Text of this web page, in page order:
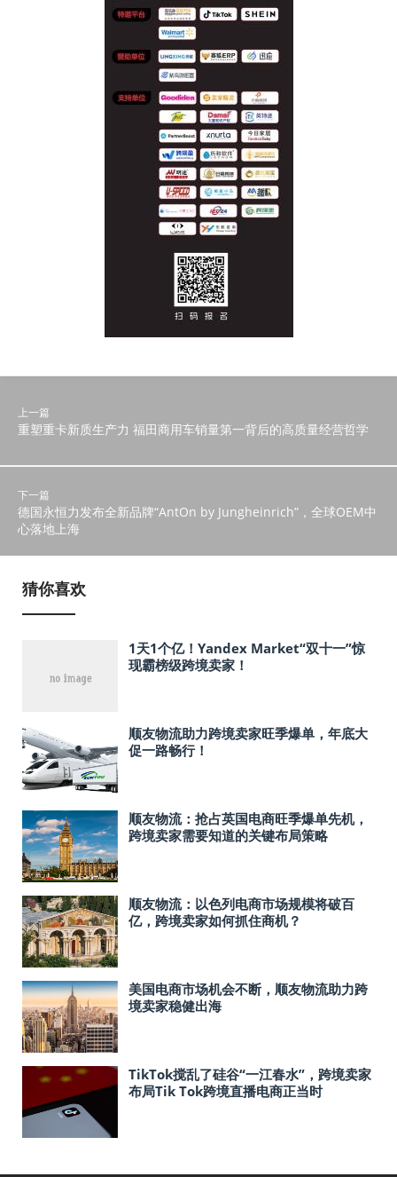
上一篇
重塑重卡新质生产力 福田商用车销量第一背后的高质量经营哲学
下一篇
德国永恒力发布全新品牌“AntOn by Jungheinrich”，全球OEM中
心落地上海
猜你喜欢
1天1个亿！Yandex Market“双十一”惊
现霸榜级跨境卖家！
顺友物流助力跨境卖家旺季爆单，年底大
促一路畅行！
顺友物流：抢占英国电商旺季爆单先机，
跨境卖家需要知道的关键布局策略
顺友物流：以色列电商市场规模将破百
亿，跨境卖家如何抓住商机？
美国电商市场机会不断，顺友物流助力跨
境卖家稳健出海
TikTok搅乱了硅谷“一江春水”，跨境卖家
布局Tik Tok跨境直播电商正当时